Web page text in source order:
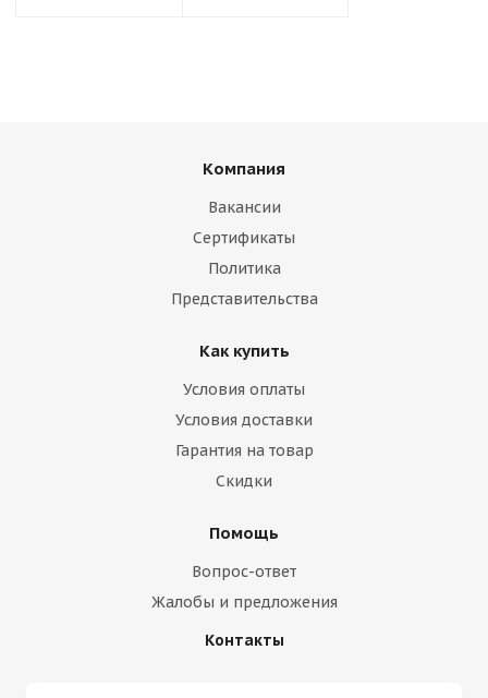
Компания
Вакансии
Сертификаты
Политика
Представительства
Как купить
Условия оплаты
Условия доставки
Гарантия на товар
Скидки
Помощь
Вопрос-ответ
Жалобы и предложения
Контакты